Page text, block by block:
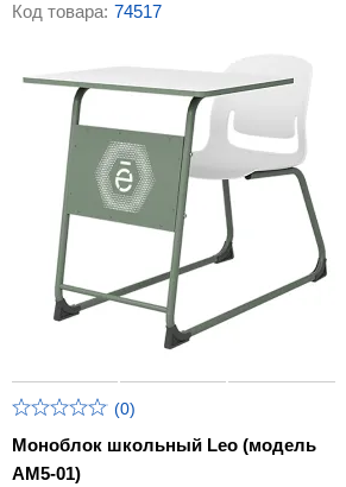
Код товара: 74517
(0)
Моноблок школьный Leo (модель
АМ5-01)